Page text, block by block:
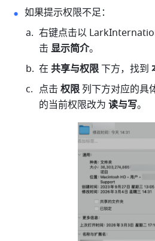
如果提示权限不足：
右键点击以
击 显示简介。
在 共享与权限 下方，找到
点击 权限 列下方对应的具
的当前权限改为 读与写。